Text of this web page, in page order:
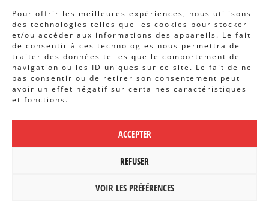
Pour offrir les meilleures expériences, nous utilisons
des technologies telles que les cookies pour stocker
et/ou accéder aux informations des appareils. Le fait
de consentir à ces technologies nous permettra de
traiter des données telles que le comportement de
navigation ou les ID uniques sur ce site. Le fait de ne
pas consentir ou de retirer son consentement peut
avoir un effet négatif sur certaines caractéristiques
et fonctions.
ACCEPTER
REFUSER
VOIR LES PRÉFÉRENCES
Articles
AUTRES INFOS
Actions
Concertation
Archives
POLITIQUE DE CONFIDENTIALITÉ|
CBCS ASBL | WEBDESIGN PAR
BANLIEUES ASBL